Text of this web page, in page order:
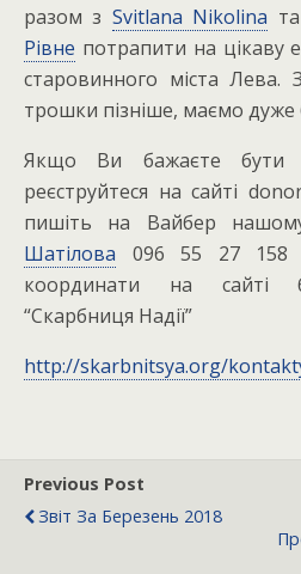
разом з Svitlana Nikolina та
Рівне потрапити на цікаву
старовинного міста Лева.
трошки пізніше, маємо дуже
Якщо Ви бажаєте бути
реєструйтеся на сайті
пишіть на Вайбер
Шатілова 096 55 27 158
координати на сайті
“Скарбниця Надії”
http://skarbnitsya.org/
Previous Post
Звіт За Березень 2018